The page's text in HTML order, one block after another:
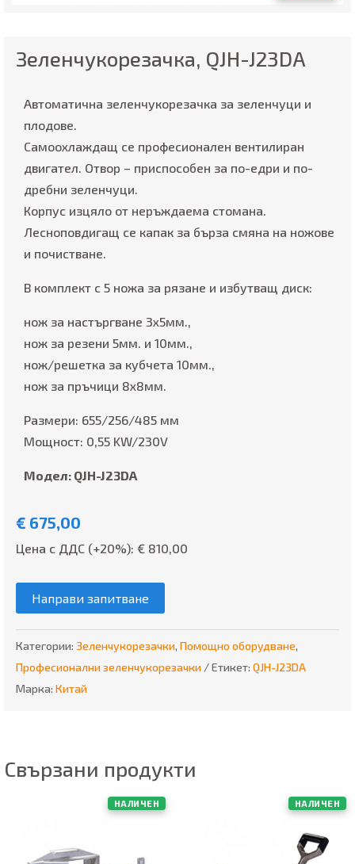
Зеленчукорезачка, QJH-J23DA
Автоматична зеленчукорезачка за зеленчуци и
плодове.
Самоохлаждащ се професионален вентилиран
двигател. Отвор – приспособен за по-едри и по-
дребни зеленчуци.
Корпус изцяло от неръждаема стомана.
Лесноповдигащ се капак за бърза смяна на ножове
и почистване.
В комплект с 5 ножа за рязане и избутващ диск:
нож за настъргване 3х5мм.,
нож за резени 5мм. и 10мм.,
нож/решетка за кубчета 10мм.,
нож за пръчици 8х8мм.
Размери: 655/256/485 мм
Мощност: 0,55 KW/230V
Модел: QJH-J23DA
€ 675,00
Цена с ДДС (+20%): € 810,00
Направи запитване
Категории: Зеленчукорезачки, Помощно оборудване,
Професионални зеленчукорезачки
Етикет: QJH-J23DA
Марка: Китай
Свързани продукти
НАЛИЧЕН НАЛИЧЕН